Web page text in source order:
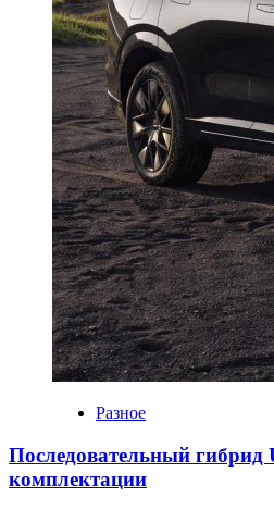
Разное
Последовательный
комплектации